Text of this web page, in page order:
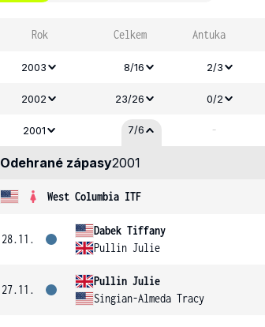
Rok Celkem Antuka
2003 8/16 2/3
2002 23/26 0/2
2001 7/6 -
Odehrané zápasy2001
West Columbia ITF
28.11.
Dabek Tiffany
Pullin Julie
27.11.
Pullin Julie
Singian-Almeda Tracy